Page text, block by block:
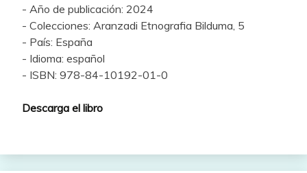
- Año de publicación: 2024
- Colecciones: Aranzadi Etnografia Bilduma, 5
- País: España
- Idioma: español
- ISBN: 978-84-10192-01-0
Descarga el libro